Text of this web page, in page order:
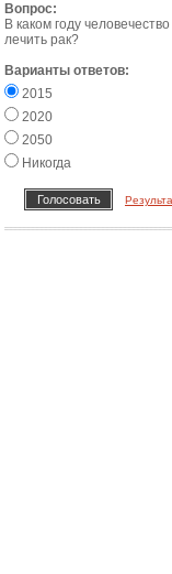
Вопрос:
В каком году
лечить рак?
Варианты ответов:
2015
2020
2050
Никогда